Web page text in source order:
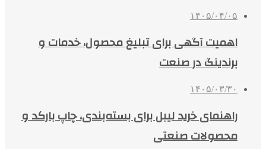
۱۴۰۵/۰۴/۰۵
اهمیت آگهی برای تبلیغ محصول، خدمات و
برندینگ در صنعت
۱۴۰۵/۰۳/۳۰
راهنمای خرید لیبل برای بسته‌بندی، چاپ بارکد و
محصولات صنعتی